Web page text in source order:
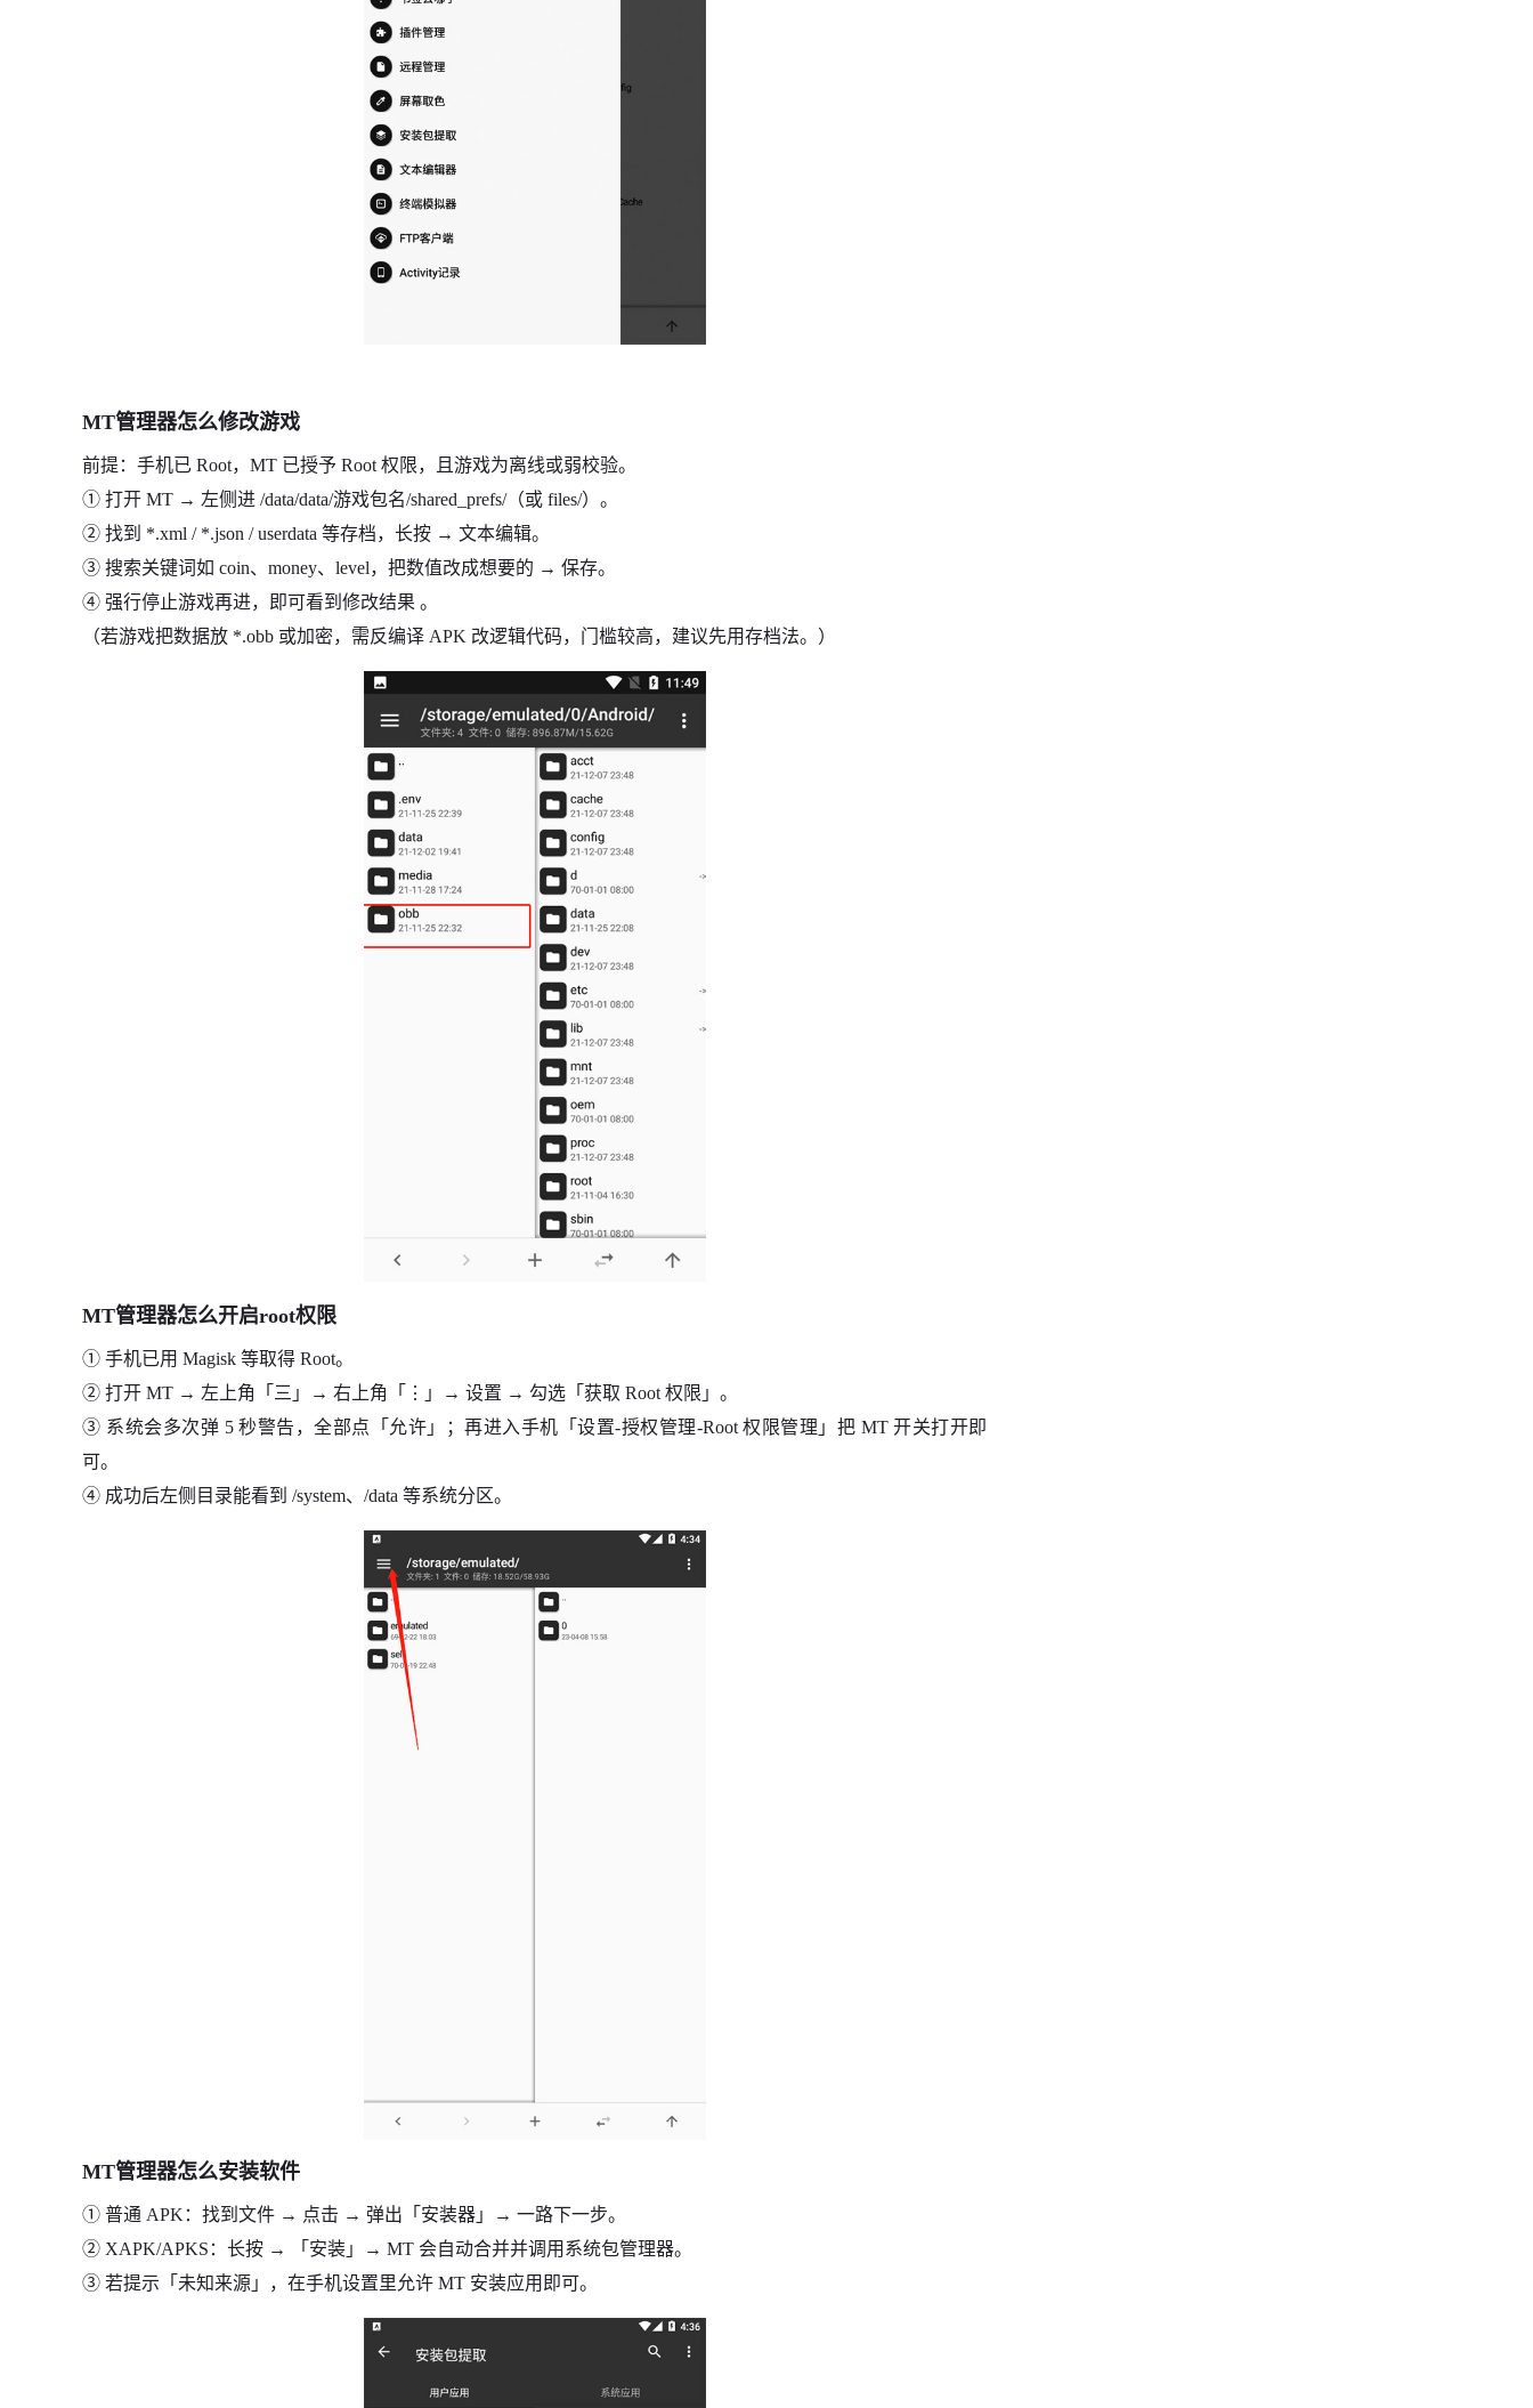
MT管理器怎么修改游戏
前提：手机已 Root，MT 已授予 Root 权限，且游戏为离线或弱校验。
① 打开 MT → 左侧进 /data/data/游戏包名/shared_prefs/（或 files/）。
② 找到 *.xml / *.json / userdata 等存档，长按 → 文本编辑。
③ 搜索关键词如 coin、money、level，把数值改成想要的 → 保存。
④ 强行停止游戏再进，即可看到修改结果 。
（若游戏把数据放 *.obb 或加密，需反编译 APK 改逻辑代码，门槛较高，建议先用存档法。）
MT管理器怎么开启root权限
① 手机已用 Magisk 等取得 Root。
② 打开 MT → 左上角「三」→ 右上角「⋮」→ 设置 → 勾选「获取 Root 权限」。
③ 系统会多次弹 5 秒警告，全部点「允许」；再进入手机「设置-授权管理-Root 权限管理」把 MT 开关打开即
可。
④ 成功后左侧目录能看到 /system、/data 等系统分区。
MT管理器怎么安装软件
① 普通 APK：找到文件 → 点击 → 弹出「安装器」→ 一路下一步。
② XAPK/APKS：长按 → 「安装」→ MT 会自动合并并调用系统包管理器。
③ 若提示「未知来源」，在手机设置里允许 MT 安装应用即可。